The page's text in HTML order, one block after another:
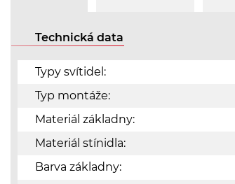
Technická data
Typy svítidel:
Typ montáže:
Materiál základny:
Materiál stínidla:
Barva základny: